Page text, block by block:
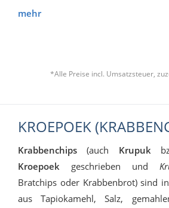
mehr
*Alle Preise incl. Umsatzsteuer,
KROEPOEK
Krabbenchips (auch Krupuk
Kroepoek geschrieben und
Bratchips oder Krabbenbrot) sind
aus Tapiokamehl, Salz,